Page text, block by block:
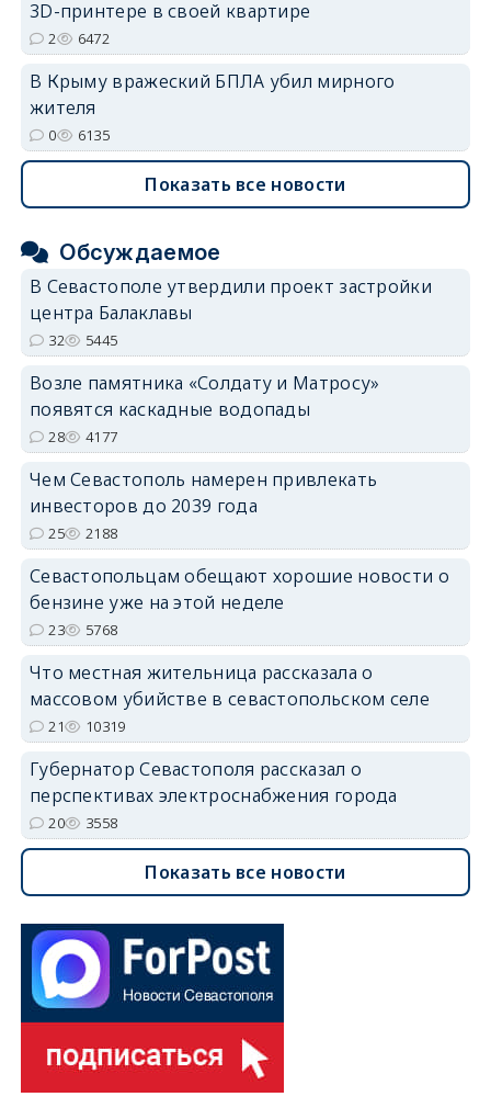
3D-принтере в своей квартире
2 6472
В Крыму вражеский БПЛА убил мирного
жителя
0 6135
Показать все новости
Обсуждаемое
В Севастополе утвердили проект застройки
центра Балаклавы
32 5445
Возле памятника «Солдату и Матросу»
появятся каскадные водопады
28 4177
Чем Севастополь намерен привлекать
инвесторов до 2039 года
25 2188
Севастопольцам обещают хорошие новости о
бензине уже на этой неделе
23 5768
Что местная жительница рассказала о
массовом убийстве в севастопольском селе
21 10319
Губернатор Севастополя рассказал о
перспективах электроснабжения города
20 3558
Показать все новости